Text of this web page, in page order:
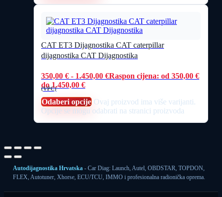
CAT ET3 Dijagnostika CAT caterpillar
dijagnostika CAT Dijagnostika
350,00 € - 1.450,00 €Raspon cijena: od 350,00 €
do 1.450,00 €
(VPC)
Odaberi opcije Ovaj proizvod ima više varijanti.
Opcije se mogu odabrati na stranici proizvoda
Autodijagnostika Hrvatska - Car Diag: Launch, Autel, OBDSTAR, TOPDON,
FLEX, Autotuner, Xhorse, ECU/TCU, IMMO i profesionalna radionička oprema.